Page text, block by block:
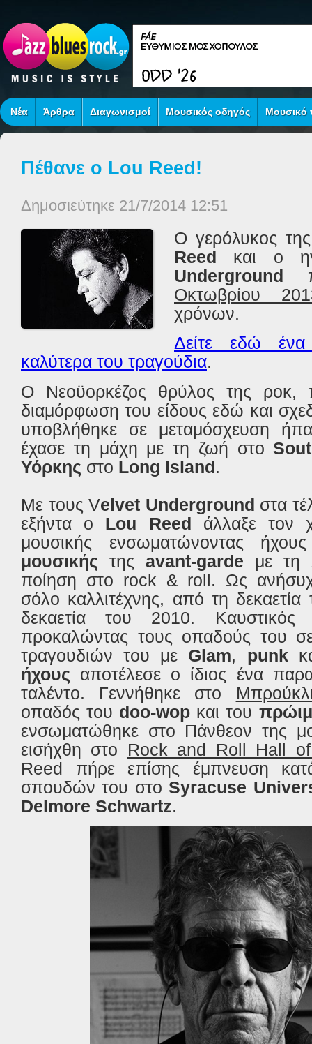
Νέα Άρθρα Διαγωνισμοί Μουσικός οδηγός Μουσικό
Πέθανε ο Lou Reed!
Δημοσιεύτηκε 21/7/2014 12:51
Ο γερόλυκος
Reed και ο
Underground
Οκτωβρίου
χρόνων.
Δείτε εδώ
καλύτερα του τραγούδια.
Ο Νεοϋορκέζος θρύλος της ροκ,
διαμόρφωση του είδους εδώ και
υποβλήθηκε σε μεταμόσχευση
έχασε τη μάχη με τη ζωή στο
Υόρκης στο Long Island.
Με τους Velvet Underground στα
εξήντα ο Lou Reed άλλαξε τον
μουσικής ενσωματώνοντας
μουσικής της avant-garde με τη
ποίηση στο rock & roll. Ως
σόλο καλλιτέχνης, από τη δεκαετία
δεκαετία του 2010. Καυστικός
προκαλώντας τους οπαδούς του
τραγουδιών του με Glam, punk
ήχους αποτέλεσε ο ίδιος ένα
ταλέντο. Γεννήθηκε στο
οπαδός του doo-wop και του
ενσωματώθηκε στο Πάνθεον της
εισήχθη στο Rock and Roll Hall
Reed πήρε επίσης έμπνευση
σπουδών του στο Syracuse
Delmore Schwartz.